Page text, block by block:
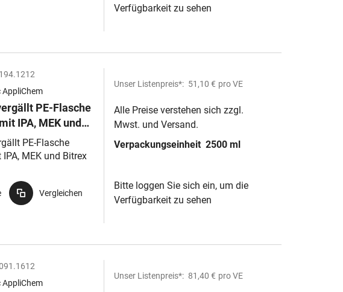
Verfügbarkeit zu sehen
AppliChem
PE-Flasche
IPA, MEK und
PE-Flasche
MEK und Bitrex
Vergleichen
Unser Listenpreis*: 51,10 € pro VE
Alle Preise verstehen sich zzgl.
Mwst. und Versand.
Verpackungseinheit 2500 ml
Bitte loggen Sie sich ein, um die
Verfügbarkeit zu sehen
AppliChem
Unser Listenpreis*: 81,40 € pro VE